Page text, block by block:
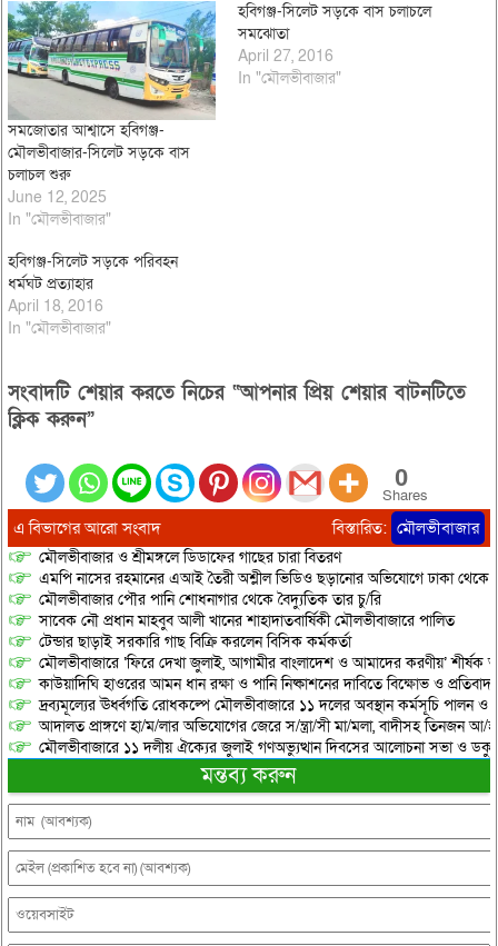
সমজোতার আশ্বাসে হবিগঞ্জ-
মৌলভীবাজার-সিলেট সড়কে বাস
চলাচল শুরু
June 12, 2025
In "মৌলভীবাজার"
হবিগঞ্জ-সিলেট সড়কে বাস চলাচলে
সমঝোতা
April 27, 2016
In "মৌলভীবাজার"
হবিগঞ্জ-সিলেট সড়কে পরিবহন
ধর্মঘট প্রত্যাহার
April 18, 2016
In "মৌলভীবাজার"
সংবাদটি শেয়ার করতে নিচের “আপনার প্রিয় শেয়ার বাটনটিতে
ক্লিক করুন”
0
Shares
এ বিভাগের আরো সংবাদ বিস্তারিত: মৌলভীবাজার
মৌলভীবাজার ও শ্রীমঙ্গলে ডিডাফের গাছের চারা বিতরণ
এমপি নাসের রহমানের এআই তৈরী অশ্লীল ভিডিও ছড়ানোর অভিযোগে ঢাকা থেকে
মৌলভীবাজার পৌর পানি শোধনাগার থেকে বৈদ্যুতিক তার চু/রি
সাবেক নৌ প্রধান মাহবুব আলী খানের শাহাদাতবার্ষিকী মৌলভীবাজারে পালিত
টেন্ডার ছাড়াই সরকারি গাছ বিক্রি করলেন বিসিক কর্মকর্তা
মৌলভীবাজারে ‘ফিরে দেখা জুলাই, আগামীর বাংলাদেশ ও আমাদের করণীয়’ শীর্ষক
কাউয়াদিঘি হাওরের আমন ধান রক্ষা ও পানি নিষ্কাশনের দাবিতে বিক্ষোভ ও
দ্রব্যমূল্যের ঊর্ধ্বগতি রোধকল্পে মৌলভীবাজারে ১১ দলের অবস্থান কর্মসূচি পালন ও
আদালত প্রাঙ্গণে হা/ম/লার অভিযোগের জেরে স/ন্ত্রা/সী মা/মলা, বাদীসহ তিনজন আ/
মৌলভীবাজারে ১১ দলীয় ঐক্যের জুলাই গণঅভ্যুত্থান দিবসের আলোচনা সভা ও
মন্তব্য করুন